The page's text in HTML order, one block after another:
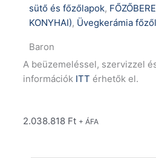
sütő és főzőlapok,
KONYHAI), Üvegkerámia
Baron
A beüzemeléssel, szervizzel
információk ITT érhetők el.
2.038.818 Ft + ÁFA